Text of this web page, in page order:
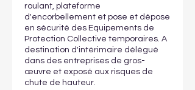
roulant, plateforme
d'encorbellement et pose et dépose
en sécurité des Equipements de
Protection Collective temporaires. A
destination d'intérimaire délégué
dans des entreprises de gros-
œuvre et exposé aux risques de
chute de hauteur.